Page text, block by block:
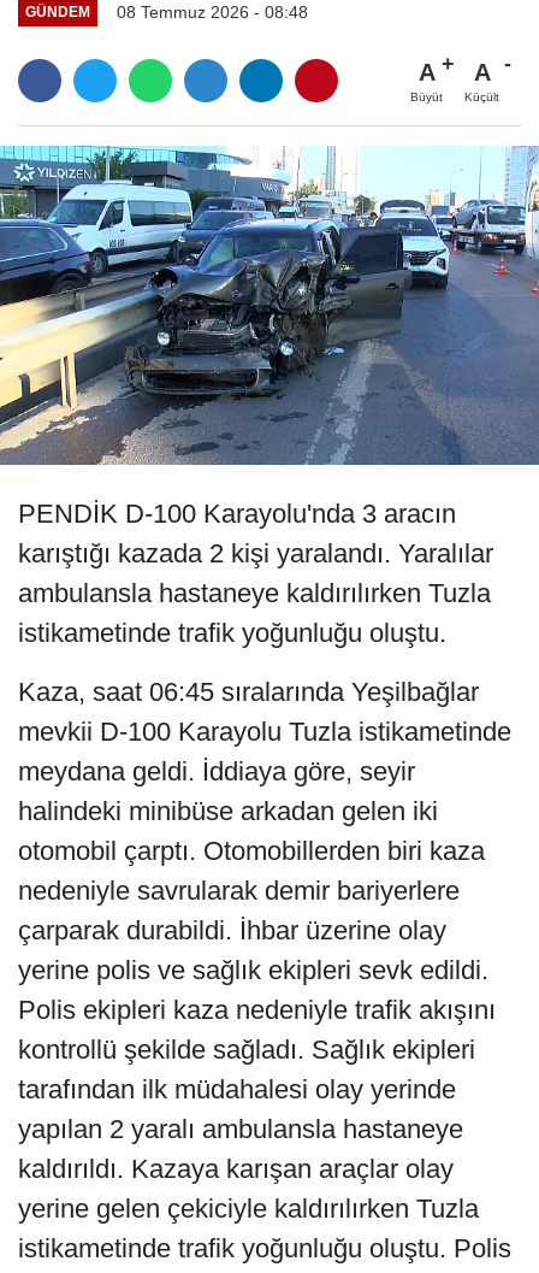
GÜNDEM 08 Temmuz 2026 - 08:48
A
Büyüt
A
Küçült
PENDİK D-100 Karayolu'nda 3 aracın
karıştığı kazada 2 kişi yaralandı. Yaralılar
ambulansla hastaneye kaldırılırken Tuzla
istikametinde trafik yoğunluğu oluştu.
Kaza, saat 06:45 sıralarında Yeşilbağlar
mevkii D-100 Karayolu Tuzla istikametinde
meydana geldi. İddiaya göre, seyir
halindeki minibüse arkadan gelen iki
otomobil çarptı. Otomobillerden biri kaza
nedeniyle savrularak demir bariyerlere
çarparak durabildi. İhbar üzerine olay
yerine polis ve sağlık ekipleri sevk edildi.
Polis ekipleri kaza nedeniyle trafik akışını
kontrollü şekilde sağladı. Sağlık ekipleri
tarafından ilk müdahalesi olay yerinde
yapılan 2 yaralı ambulansla hastaneye
kaldırıldı. Kazaya karışan araçlar olay
yerine gelen çekiciyle kaldırılırken Tuzla
istikametinde trafik yoğunluğu oluştu. Polis